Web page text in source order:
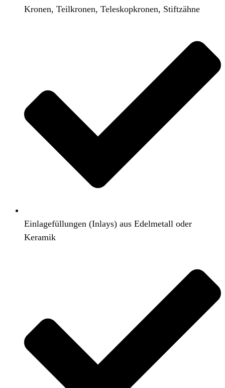
Kronen, Teilkronen, Teleskopkronen, Stiftzähne
Einlagefüllungen (Inlays) aus Edelmetall oder
Keramik